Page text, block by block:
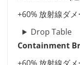
+60% 放射線ダ
Drop Table
Containment